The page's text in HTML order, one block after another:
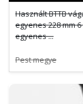
Használt BTTB
egyenes 228 mm
egyenes ...
Pest megye